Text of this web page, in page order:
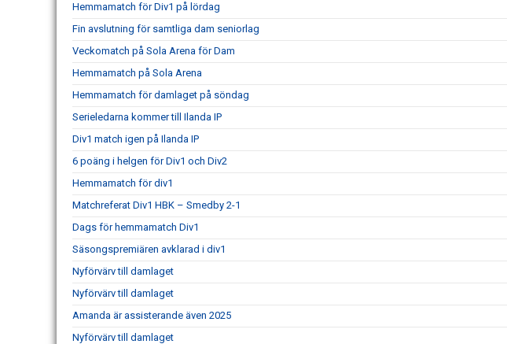
Hemmamatch för Div1 på lördag
Fin avslutning för samtliga dam seniorlag
Veckomatch på Sola Arena för Dam
Hemmamatch på Sola Arena
Hemmamatch för damlaget på söndag
Serieledarna kommer till Ilanda IP
Div1 match igen på Ilanda IP
6 poäng i helgen för Div1 och Div2
Hemmamatch för div1
Matchreferat Div1 HBK – Smedby 2-1
Dags för hemmamatch Div1
Säsongspremiären avklarad i div1
Nyförvärv till damlaget
Nyförvärv till damlaget
Amanda är assisterande även 2025
Nyförvärv till damlaget